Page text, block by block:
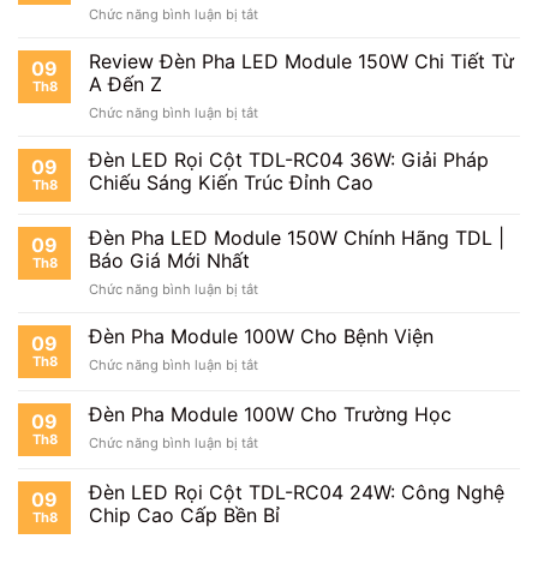
150W
Chói
Trời
Chức năng bình luận bị tắtở
Pha
Có
Không?
Đánh
Tế
09
Th8
Review Đèn Pha LED Module 150W Chi Tiết Từ
A Đến Z
Chức năng bình luận bị tắtở
Đèn
Pha
LED
150W
Từ
Đến
09
Th8
Đèn LED Rọi Cột TDL-RC04 36W: Giải Pháp
Chiếu Sáng Kiến Trúc Đỉnh Cao
09
Th8
Đèn Pha LED Module 150W Chính Hãng TDL |
Báo Giá Mới Nhất
Chức năng bình luận bị tắtở
Pha
Module
Chính
TDL
Báo
Giá
09
Th8
Đèn Pha Module 100W Cho Bệnh Viện
Chức năng bình luận bị tắtở
Pha
Module
100W
Bệnh
Viện
09
Th8
Đèn Pha Module 100W Cho Trường Học
Chức năng bình luận bị tắtở
Pha
Module
100W
09
Th8
Đèn LED Rọi Cột TDL-RC04 24W: Công Nghệ
Chip Cao Cấp Bền Bỉ